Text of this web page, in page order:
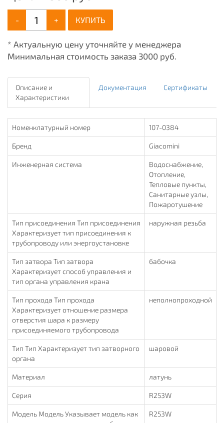
- + КУПИТЬ
* Актуальную цену уточняйте у менеджера
Минимальная стоимость заказа 3000 руб.
Описание и
Характеристики
Документация Сертификаты
Номенклатурный номер 107-0384
Бренд Giacomini
Инженерная система
Водоснабжение,
Отопление,
Тепловые пункты,
Санитарные узлы,
Пожаротушение
Тип присоединения Тип присоединения
Характеризует тип присоединения к
трубопроводу или энергоустановке
наружная резьба
Тип затвора Тип затвора
Характеризует способ управления и
тип органа управления крана
бабочка
Тип прохода Тип прохода
Характеризует отношение размера
отверстия шара к размеру
присоединяемого трубопровода
неполнопроходной
Тип Тип Характеризует тип затворного
органа
шаровой
Материал латунь
Серия R253W
Модель Модель Указывает модель как
R253W